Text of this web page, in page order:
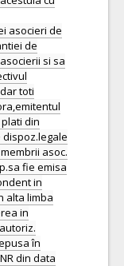
asocieri de
de
si sa
toti
din
asoc.
fie emisa
in
alta limba
in
în
din data